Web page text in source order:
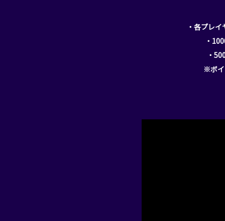
・各プレ
・
・
※ボイ